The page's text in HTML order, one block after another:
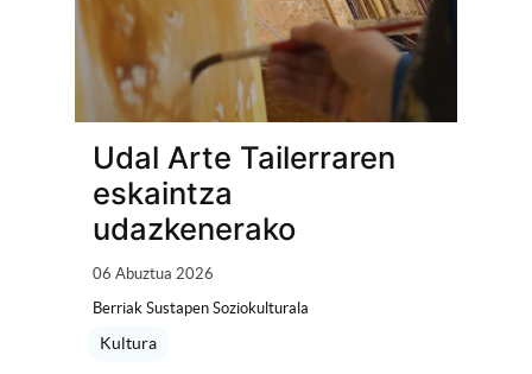
Udal Arte Tailerraren
eskaintza
udazkenerako
06 Abuztua 2026
Berriak Sustapen Soziokulturala
Kultura